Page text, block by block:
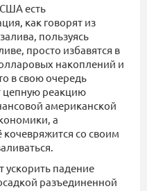
есть
как говорят из
пользуясь
просто избавятся в
накоплений и
в свою очередь
цепную реакцию
американской
а
со своим
падение
разъединенной